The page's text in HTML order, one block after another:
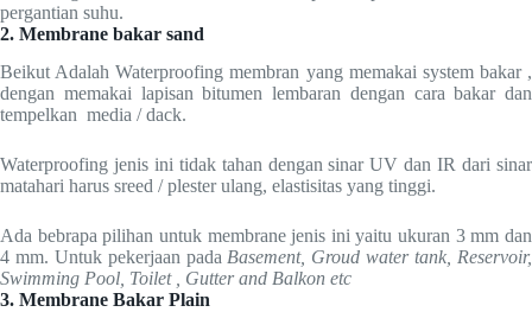
pergantian suhu.
2. Membrane bakar sand
Beikut Adalah Waterproofing membran yang memakai system bakar ,
dengan memakai lapisan bitumen lembaran dengan cara bakar dan
tempelkan media / dack.
Waterproofing jenis ini tidak tahan dengan sinar UV dan IR dari sinar
matahari harus sreed / plester ulang, elastisitas yang tinggi.
Ada bebrapa pilihan untuk membrane jenis ini yaitu ukuran 3 mm dan
4 mm. Untuk pekerjaan pada Basement, Groud water tank, Reservoir,
Swimming Pool, Toilet , Gutter and Balkon etc
3. Membrane Bakar Plain